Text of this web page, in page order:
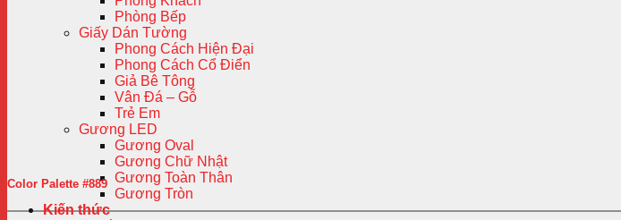
Phòng Bếp
Giấy Dán Tường
Phong Cách Hiện Đại
Phong Cách Cổ Điển
Giả Bê Tông
Vân Đá – Gỗ
Trẻ Em
Gương LED
Gương Oval
Gương Chữ Nhật
Gương Toàn Thân
Gương Tròn
Kiến thức
Color Palette #889